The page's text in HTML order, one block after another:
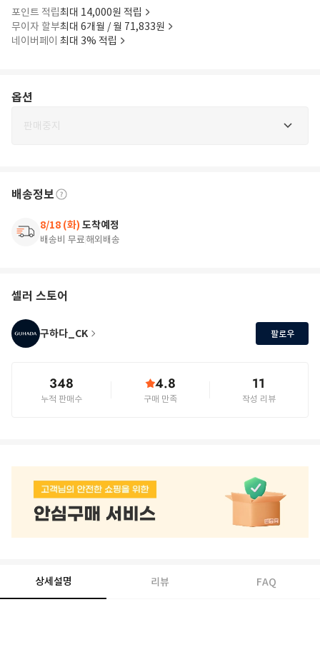
포인트 적립최대 14,000원 적립
무이자 할부최대 6개월 / 월 71,833원
네이버페이 최대 3% 적립
옵션
판매중지
배송정보
8/18 (화) 도착예정
배송비 무료해외배송
셀러 스토어
구하다_CK 팔로우
348
누적 판매수
4.8
구매 만족
11
작성 리뷰
상세설명 리뷰 FAQ